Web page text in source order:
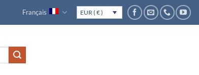
Français EUR ( € )